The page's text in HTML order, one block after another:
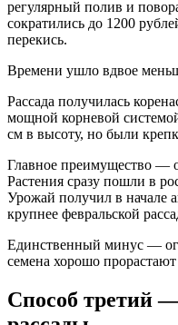
регулярный полив и
сократились до 1200
перекись.
Времени ушло вдвое
Рассада получилась
мощной корневой
см в высоту, но были
Главное преимущество —
Растения сразу пошли в
Урожай получил в начале
крупнее февральской
Единственный минус —
семена хорошо
Способ третий